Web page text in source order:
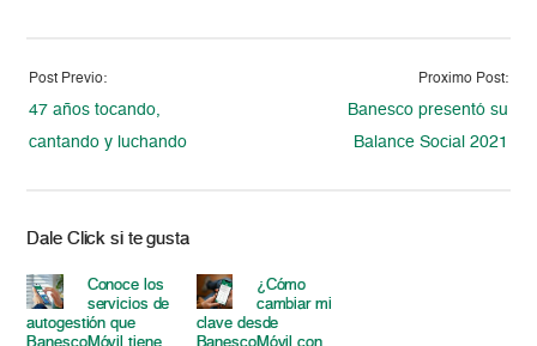
Post Previo:
47 años tocando,
cantando y luchando
Proximo Post:
Banesco presentó su
Balance Social 2021
Dale Click si te gusta
Conoce los
servicios de
autogestión que
¿Cómo
cambiar mi
clave desde